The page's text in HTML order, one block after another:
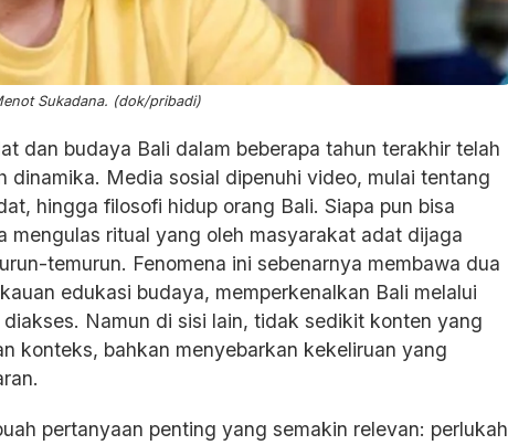
Sukadana. (dok/pribadi)
dan budaya Bali dalam beberapa tahun terakhir telah
dinamika. Media sosial dipenuhi video, mulai tentang
hingga filosofi hidup orang Bali. Siapa pun bisa
mengulas ritual yang oleh masyarakat adat dijaga
temurun. Fenomena ini sebenarnya membawa dua
edukasi budaya, memperkenalkan Bali melalui
Namun di sisi lain, tidak sedikit konten yang
konteks, bahkan menyebarkan kekeliruan yang
pertanyaan penting yang semakin relevan: perlukah